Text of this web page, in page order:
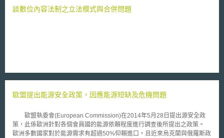
要求移除網站上的資訊，但這些資訊仍被記錄在該州數據庫中，且仍可被公
反，則將面臨6個月以上有期徒刑及1,000美元以上之罰金。
談數位內容法制之立法模式與合併問題
歐盟提出能源安全政策，因應能源短缺及危機問題
歐盟執委會(European Commission)在2014年5月28日提出源安全政
策，此係歐洲針對各個會員國的能源依賴程度進行調查後所提出之政策。
歐洲多數國家對於能源需求有超過50%仰賴進口，且近來烏克蘭與俄羅斯政